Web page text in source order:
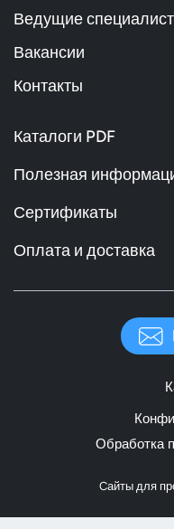
Ведущие
Вакансии
Контакты
Каталоги PDF
Полезная
Сертификаты
Оплата и доставка
Обработка
Cайты для